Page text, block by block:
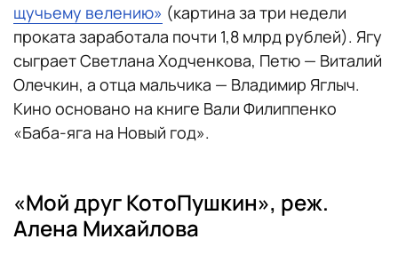
щучьему велению» (картина за три недели
проката заработала почти 1,8 млрд рублей). Ягу
сыграет Светлана Ходченкова, Петю — Виталий
Олечкин, а отца мальчика — Владимир Яглыч.
Кино основано на книге Вали Филиппенко
«Баба-яга на Новый год».
«Мой друг КотоПушкин», реж.
Алена Михайлова